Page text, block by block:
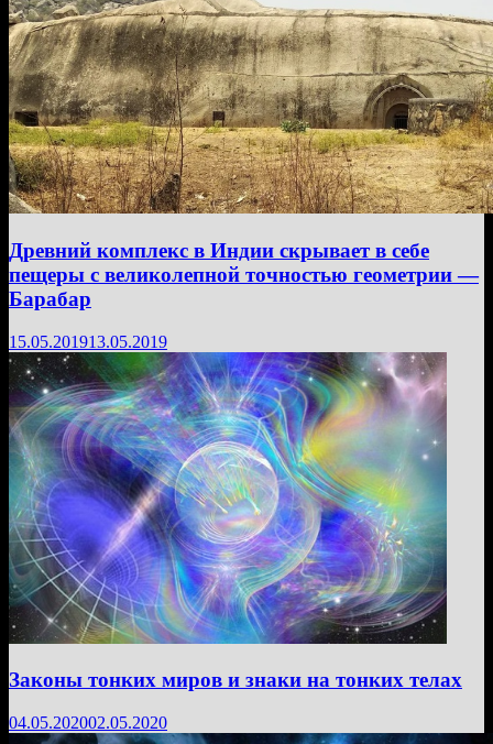
Древний комплекс в Индии скрывает в себе
пещеры с великолепной точностью геометрии —
Барабар
15.05.201913.05.2019
Законы тонких миров и знаки на тонких телах
04.05.202002.05.2020